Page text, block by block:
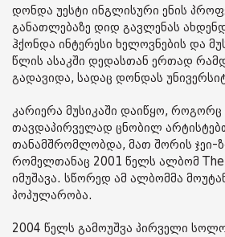
დონდა უესტი ინგლისური ენის
განათლებაზე დიდ გავლენას
ჰქონდა ინტერესი ხელოვნების და
წლის ასაკში დედასთან ერთად
გადავიდა, სადაც დონდას
კარიერა მუსიკაში დაიწყო,
თავდაპირველად ცნობილ
თანამშრომლობდა, მათ შორის ჯეი-
რომელთანაც 2001 წელს ალბომ
იმუშავა. სწორედ ამ ალბომმა
პოპულარობა.
2004 წელს გამოუშვა პირველი